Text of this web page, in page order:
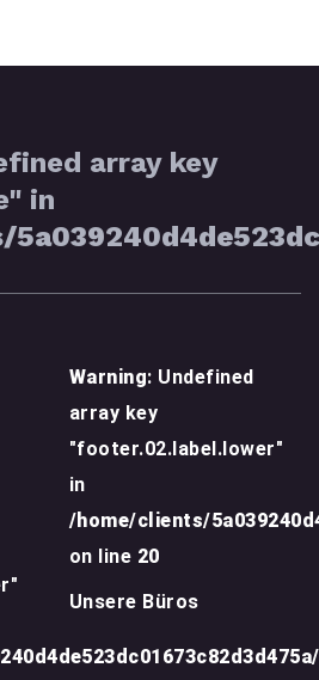
array key
in
Warning: Undefined
array key
"footer.02.label.lower"
in
/home/clients/
on line 20
Unsere Büros